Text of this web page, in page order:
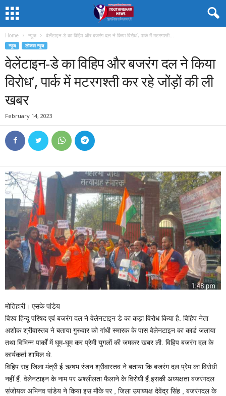
Home न्यूज वेलेंटाइन-डे का विहिप और बजरंग दल ने किया विरोध’, पार्क में मटरगश्ती...
न्यूज लोकल न्यूज
वेलेंटाइन-डे का विहिप और बजरंग दल ने किया
विरोध’, पार्क में मटरगश्ती कर रहे जोंड़ों की ली
खबर
February 14, 2023
मोतिहारी। एसके पांडेय
विश्व हिन्दू परिषद एवं बजरंग दल ने वेलेनटाइन डे का कड़ा विरोध किया है. विहिप नेता
अशोक श्रीवास्तव ने बताया गुरुवार को गांधी स्मारक के पास वेलेनटाइन का कार्ड जलाया
तथा विभिन्न पार्कों में घूम-घूम कर प्रेमी युगलों की जमकर खबर ली. विहिप बजरंग दल के
कार्यकर्ता शामिल थे.
विहिप सह जिला मंत्री ई ऋषभ रंजन श्रीवास्तव ने बताया कि बजरंग दल प्रेम का विरोधी
नहीं हैं. वेलेनटाइन के नाम पर अश्लीलता फैलाने के विरोधी हैं.इसकी अध्यक्षता बजरंगदल
संजोयक अभिनव पांडेय ने किया इस मौके पर , जिला उपाध्यक्ष देवेंद्र सिंह , बजरंगदल के